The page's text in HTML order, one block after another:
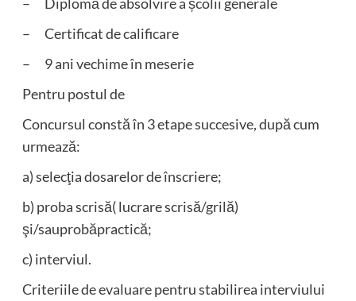
– Certificat de calificare
– 9 ani vechime în meserie
Pentru postul de
Concursul constă în 3 etape succesive, după cum
urmează:
a) selecţia dosarelor de înscriere;
b) proba scrisă( lucrare scrisă/grilă)
şi/sauprobăpractică;
c) interviul.
Criteriile de evaluare pentru stabilirea interviului